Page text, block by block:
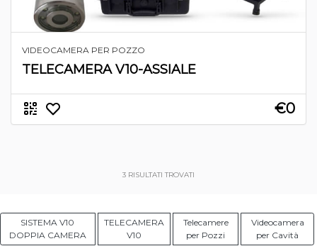
VIDEOCAMERA PER POZZO
TELECAMERA V10-ASSIALE
€0
3 RISULTATI TROVATI
SISTEMA V10
DOPPIA CAMERA
TELECAMERA
V10
Telecamere
per Pozzi
Videocamera
per Cavità